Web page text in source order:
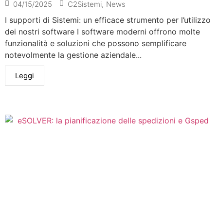
04/15/2025 C2Sistemi, News
I supporti di Sistemi: un efficace strumento per l’utilizzo
dei nostri software I software moderni offrono molte
funzionalità e soluzioni che possono semplificare
notevolmente la gestione aziendale...
Leggi